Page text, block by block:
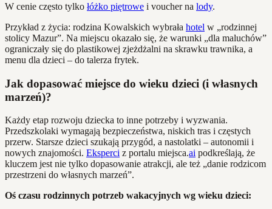
W cenie często tylko łóżko piętrowe i voucher na lody.
Przykład z życia: rodzina Kowalskich wybrała hotel w „rodzinnej
stolicy Mazur”. Na miejscu okazało się, że warunki „dla maluchów”
ograniczały się do plastikowej zjeżdżalni na skrawku trawnika, a
menu dla dzieci – do talerza frytek.
Jak dopasować miejsce do wieku dzieci (i własnych
marzeń)?
Każdy etap rozwoju dziecka to inne potrzeby i wyzwania.
Przedszkolaki wymagają bezpieczeństwa, niskich tras i częstych
przerw. Starsze dzieci szukają przygód, a nastolatki – autonomii i
nowych znajomości. Eksperci z portalu miejsca.ai podkreślają, że
kluczem jest nie tylko dopasowanie atrakcji, ale też „danie rodzicom
przestrzeni do własnych marzeń”.
Oś czasu rodzinnych potrzeb wakacyjnych wg wieku dzieci: